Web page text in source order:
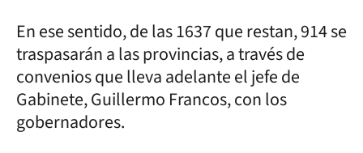
En ese sentido, de las 1637 que restan, 914 se
traspasarán a las provincias, a través de
convenios que lleva adelante el jefe de
Gabinete, Guillermo Francos, con los
gobernadores.